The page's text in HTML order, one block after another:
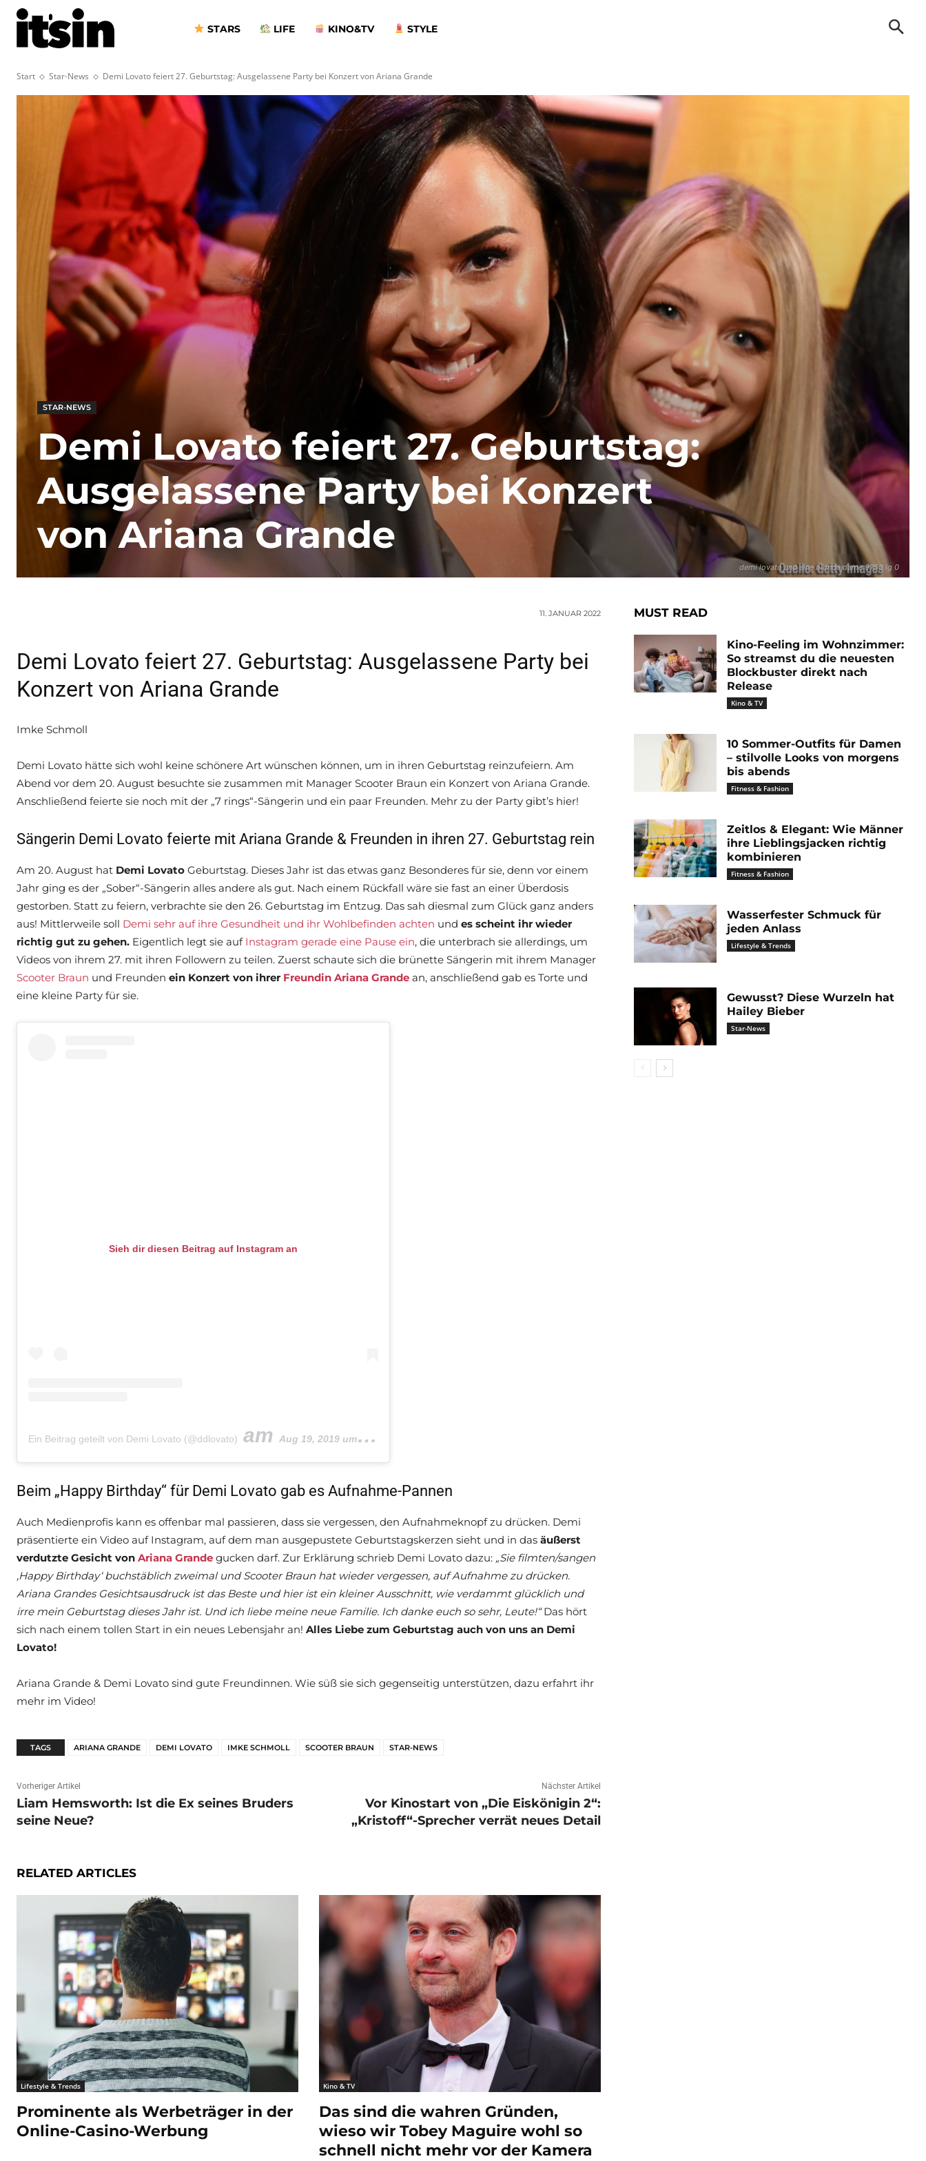
STARS LIFE KINO&TV STYLE
Start Star-News Demi Lovato feiert 27. Geburtstag: Ausgelassene Party bei Konzert von Ariana Grande
demi lovato und eine blonde dame 9753 lg 0
STAR-NEWS
Demi Lovato feiert 27. Geburtstag:
Ausgelassene Party bei Konzert
von Ariana Grande
11. JANUAR 2022
Demi Lovato feiert 27. Geburtstag: Ausgelassene Party bei
Konzert von Ariana Grande
Imke Schmoll
Demi Lovato hätte sich wohl keine schönere Art wünschen können, um in ihren Geburtstag reinzufeiern. Am
Abend vor dem 20. August besuchte sie zusammen mit Manager Scooter Braun ein Konzert von Ariana Grande.
Anschließend feierte sie noch mit der „7 rings“-Sängerin und ein paar Freunden. Mehr zu der Party gibt’s hier!
Sängerin Demi Lovato feierte mit Ariana Grande & Freunden in ihren 27. Geburtstag rein
Am 20. August hat Demi Lovato Geburtstag. Dieses Jahr ist das etwas ganz Besonderes für sie, denn vor einem
Jahr ging es der „Sober“-Sängerin alles andere als gut. Nach einem Rückfall wäre sie fast an einer Überdosis
gestorben. Statt zu feiern, verbrachte sie den 26. Geburtstag im Entzug. Das sah diesmal zum Glück ganz anders
aus! Mittlerweile soll Demi sehr auf ihre Gesundheit und ihr Wohlbefinden achten und es scheint ihr wieder
richtig gut zu gehen. Eigentlich legt sie auf Instagram gerade eine Pause ein, die unterbrach sie allerdings, um
Videos von ihrem 27. mit ihren Followern zu teilen. Zuerst schaute sich die brünette Sängerin mit ihrem Manager
Scooter Braun und Freunden ein Konzert von ihrer Freundin Ariana Grande an, anschließend gab es Torte und
eine kleine Party für sie.
Sieh dir diesen Beitrag auf Instagram an
Ein Beitrag geteilt von Demi Lovato (@ddlovato) am Aug 19, 2019 um 5:52 PDT
Beim „Happy Birthday“ für Demi Lovato gab es Aufnahme-Pannen
Auch Medienprofis kann es offenbar mal passieren, dass sie vergessen, den Aufnahmeknopf zu drücken. Demi
präsentierte ein Video auf Instagram, auf dem man ausgepustete Geburtstagskerzen sieht und in das äußerst
verdutzte Gesicht von Ariana Grande gucken darf. Zur Erklärung schrieb Demi Lovato dazu: „Sie filmten/sangen
‚Happy Birthday‘ buchstäblich zweimal und Scooter Braun hat wieder vergessen, auf Aufnahme zu drücken.
Ariana Grandes Gesichtsausdruck ist das Beste und hier ist ein kleiner Ausschnitt, wie verdammt glücklich und
irre mein Geburtstag dieses Jahr ist. Und ich liebe meine neue Familie. Ich danke euch so sehr, Leute!“Das hört
sich nach einem tollen Start in ein neues Lebensjahr an! Alles Liebe zum Geburtstag auch von uns an Demi
Lovato!
Ariana Grande & Demi Lovato sind gute Freundinnen. Wie süß sie sich gegenseitig unterstützen, dazu erfahrt ihr
mehr im Video!
TAGS ARIANA GRANDE DEMI LOVATO IMKE SCHMOLL SCOOTER BRAUN STAR-NEWS
Vorheriger Artikel
Liam Hemsworth: Ist die Ex seines Bruders
seine Neue?
Nächster Artikel
Vor Kinostart von „Die Eiskönigin 2“:
„Kristoff“-Sprecher verrät neues Detail
RELATED ARTICLES
Lifestyle & Trends
Prominente als Werbeträger in der
Online-Casino-Werbung
Kino & TV
Das sind die wahren Gründen,
wieso wir Tobey Maguire wohl so
schnell nicht mehr vor der Kamera
MUST READ
Kino-Feeling im Wohnzimmer:
So streamst du die neuesten
Blockbuster direkt nach
Release
Kino & TV
10 Sommer-Outfits für Damen
– stilvolle Looks von morgens
bis abends
Fitness & Fashion
Zeitlos & Elegant: Wie Männer
ihre Lieblingsjacken richtig
kombinieren
Fitness & Fashion
Wasserfester Schmuck für
jeden Anlass
Lifestyle & Trends
Gewusst? Diese Wurzeln hat
Hailey Bieber
Star-News